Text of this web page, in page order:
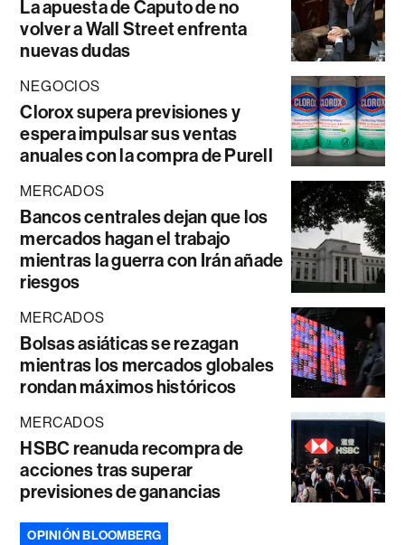
La apuesta de Caputo de no
volver a Wall Street enfrenta
nuevas dudas
NEGOCIOS
Clorox supera previsiones y
espera impulsar sus ventas
anuales con la compra de Purell
MERCADOS
Bancos centrales dejan que los
mercados hagan el trabajo
mientras la guerra con Irán añade
riesgos
MERCADOS
Bolsas asiáticas se rezagan
mientras los mercados globales
rondan máximos históricos
MERCADOS
HSBC reanuda recompra de
acciones tras superar
previsiones de ganancias
OPINIÓN BLOOMBERG